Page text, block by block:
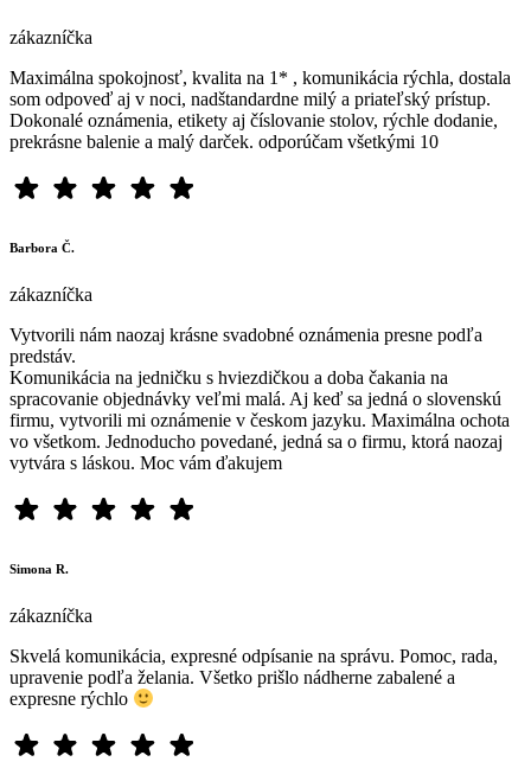
zákazníčka
Maximálna spokojnosť, kvalita na 1* , komunikácia rýchla, dostala
som odpoveď aj v noci, nadštandardne milý a priateľský prístup.
Dokonalé oznámenia, etikety aj číslovanie stolov, rýchle dodanie,
prekrásne balenie a malý darček. odporúčam všetkými 10
Barbora Č.
zákazníčka
Vytvorili nám naozaj krásne svadobné oznámenia presne podľa
predstáv.
Komunikácia na jedničku s hviezdičkou a doba čakania na
spracovanie objednávky veľmi malá. Aj keď sa jedná o slovenskú
firmu, vytvorili mi oznámenie v českom jazyku. Maximálna ochota
vo všetkom. Jednoducho povedané, jedná sa o firmu, ktorá naozaj
vytvára s láskou. Moc vám ďakujem
Simona R.
zákazníčka
Skvelá komunikácia, expresné odpísanie na správu. Pomoc, rada,
upravenie podľa želania. Všetko prišlo nádherne zabalené a
expresne rýchlo